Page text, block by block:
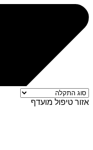
אזור טיפול מועדף